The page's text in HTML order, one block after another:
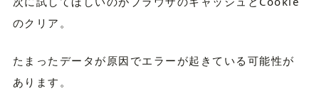
のクリア。
たまったデータが原因でエラーが起きている可能性が
あります。